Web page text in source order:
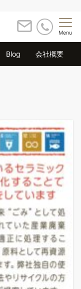
Menu
Blog 会社概要